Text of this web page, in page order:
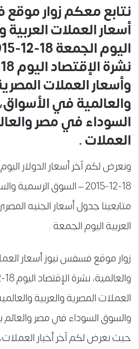
نتابع معكم زوار
أسعار العملات العربية
وأسعار العملات
والعالمية في
السوداء في مصر
العملات .
ونعرض لكم آخر أسعار الدولار
18-12-2015 – السوق
متابعينا جدول أسعار الجنيه
العربية اليوم الجمعة .
زوار موقع فسفس نيوز أسعار
العملات المصرية والعربية
والسوق السوداء في مصر
حيث نعرض لكم آخر أخبار